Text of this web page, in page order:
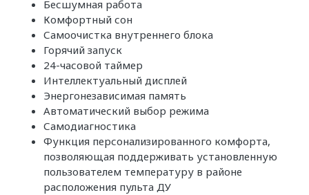
Бесшумная работа
Комфортный сон
Самоочистка внутреннего блока
Горячий запуск
24-часовой таймер
Интеллектуальный дисплей
Энергонезависимая память
Автоматический выбор режима
Самодиагностика
Функция персонализированного комфорта,
позволяющая поддерживать установленную
пользователем температуру в районе
расположения пульта ДУ